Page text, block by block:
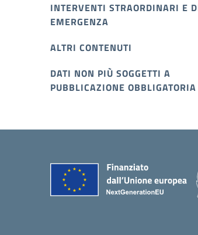
INTERVENTI STRAORDINARI E
EMERGENZA
ALTRI CONTENUTI
DATI NON PIÙ SOGGETTI A
PUBBLICAZIONE OBBLIGATORIA